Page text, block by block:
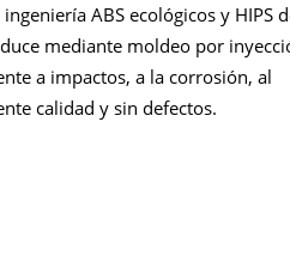
ABS ecológicos y HIPS
mediante moldeo por
a impactos, a la corrosión, al
calidad y sin defectos.